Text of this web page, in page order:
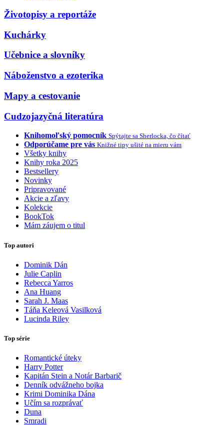
Životopisy a reportáže
Kuchárky
Učebnice a slovníky
Náboženstvo a ezoterika
Mapy a cestovanie
Cudzojazyčná literatúra
Knihomoľský pomocník Spýtajte sa Sherlocka, čo čítať
Odporúčame pre vás Knižné tipy ušité na mieru vám
Všetky knihy
Knihy roka 2025
Bestsellery
Novinky
Pripravované
Akcie a zľavy
Kolekcie
BookTok
Mám záujem o titul
Top autori
Dominik Dán
Julie Caplin
Rebecca Yarros
Ana Huang
Sarah J. Maas
Táňa Keleová Vasilková
Lucinda Riley
Top série
Romantické úteky
Harry Potter
Kapitán Stein a Notár Barbarič
Denník odvážneho bojka
Krimi Dominika Dána
Učím sa rozprávať
Duna
Smradi